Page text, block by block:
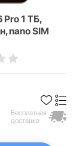
Pro 1 ТБ,
nano SIM
Бесплатная
доставка